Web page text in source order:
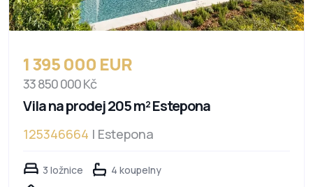
1 395 000 EUR
33 850 000 Kč
Vila na prodej 205 m² Estepona
125346664 | Estepona
3 ložnice
4 koupelny